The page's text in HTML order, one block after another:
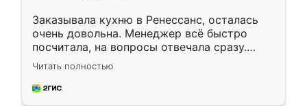
Заказывала кухню в Ренессанс, осталась
очень довольна. Менеджер всё быстро
посчитала, на вопросы отвечала сразу.
Замерщик приехал в субботу, подошёл к
делу со всей ответственностью. Собрали
за день, ребята работали аккуратно, даже
Читать полностью